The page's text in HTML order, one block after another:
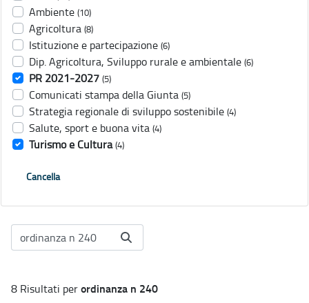
Ambiente (10)
Agricoltura (8)
Istituzione e partecipazione (6)
Dip. Agricoltura, Sviluppo rurale e ambientale (6)
PR 2021-2027 (5)
Comunicati stampa della Giunta (5)
Strategia regionale di sviluppo sostenibile (4)
Salute, sport e buona vita (4)
Turismo e Cultura (4)
Cancella
8 Risultati perordinanza n 240